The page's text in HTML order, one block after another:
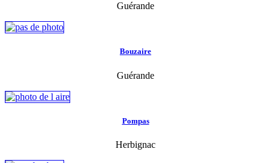
Guérande
Bouzaire
Guérande
Pompas
Herbignac